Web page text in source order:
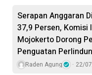
Serapan Anggaran
37,9 Persen, Komisi
Mojokerto Dorong
Penguatan
Raden Agung 22/